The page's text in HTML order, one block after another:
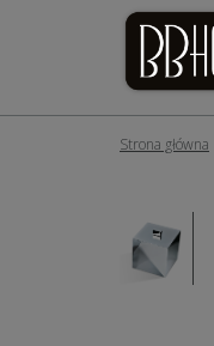
Strona główna